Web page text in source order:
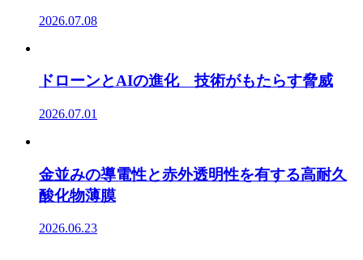
2026.07.08
ドローンとAIの進化 技術がもたらす脅威
2026.07.01
金並みの導電性と赤外透明性を有する高耐久
酸化物薄膜
2026.06.23